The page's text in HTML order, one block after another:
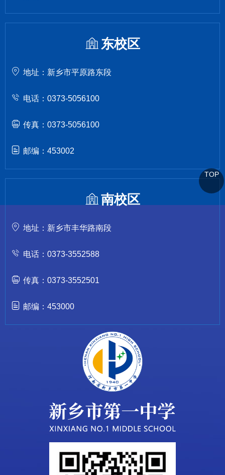
东校区
地址：新乡市平原路东段
电话：0373-5056100
传真：0373-5056100
邮编：453002
南校区
地址：新乡市丰华路南段
电话：0373-3552588
传真：0373-3552501
邮编：453000
TOP